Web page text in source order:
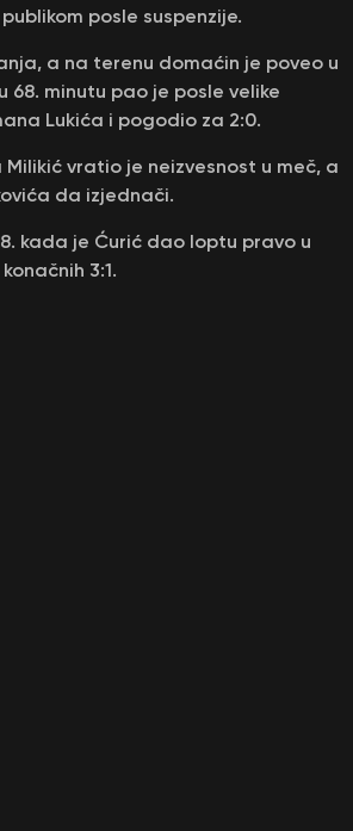
posle suspenzije.
a na terenu domaćin je poveo u
68. minutu pao je posle velike
Lukića i pogodio za 2:0.
vratio je neizvesnost u meč, a
da izjednači.
kada je Ćurić dao loptu pravo u
3:1.